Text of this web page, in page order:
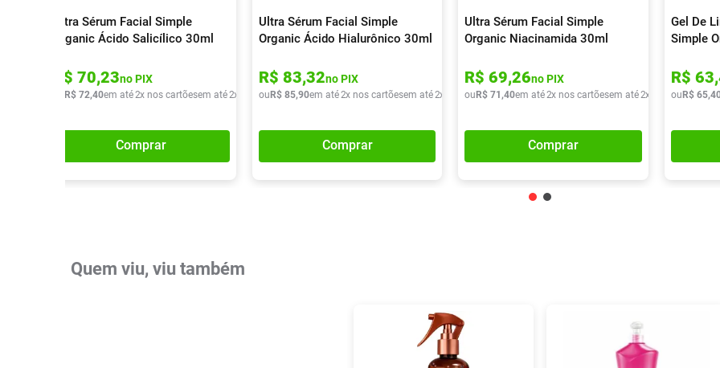
Ultra Sérum Facial Simple
Organic Ácido Salicílico 30ml
R$ 70,23no PIX
R$ 72,40em até2x nos cartõesem até2x de R$ 36,20
Comprar
Ultra Sérum Facial Simple
Organic Ácido Hialurônico 30ml
R$ 83,32no PIX
ou R$ 85,90em até2x nos cartõesem até2x de R$ 42,95
Comprar
Ultra Sérum Facial Simple
Organic Niacinamida 30ml
R$ 69,26no PIX
ou R$ 71 ,40em até2x nos cartõesem até2x de R$ 35,70
Comprar
Gel De
Simple
R$ 63,
ou R$ 65,
Quem viu, viu também